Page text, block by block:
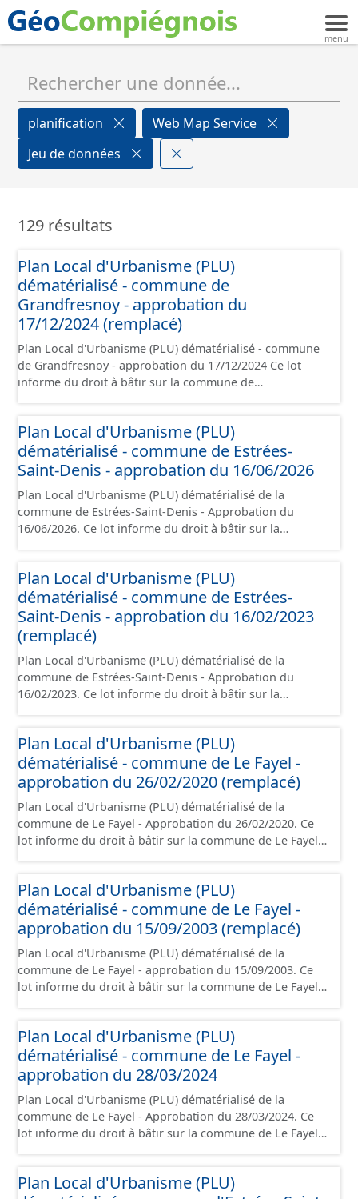
planification
Web Map Service
Jeu de données
129 résultats
Plan Local d'Urbanisme (PLU)
dématérialisé - commune de
Grandfresnoy - approbation du
17/12/2024 (remplacé)
Plan Local d'Urbanisme (PLU) dématérialisé - commune
de Grandfresnoy - approbation du 17/12/2024 Ce lot
informe du droit à bâtir sur la commune de
contient les pièces administratives, le rapport de
présentation, le PADD, le règlement (à l'exception des
plans de zonages), les annexes, les orientations
d'aménagement et les données géographiques. Malgré
l'attention portée à la création de ces données, il est
rappelé que seuls les documents papier font foi et sont
opposables d'un point de vue juridique.
Plan Local d'Urbanisme (PLU)
dématérialisé - commune de Estrées-
Saint-Denis - approbation du 16/06/2026
Plan Local d'Urbanisme (PLU) dématérialisé de la
commune de Estrées-Saint-Denis - Approbation du
16/06/2026. Ce lot informe du droit à bâtir sur la
nationales du CNIG et contient les pièces
administratives, le rapport de présentation, le PADD, le
règlement, les annexes, les orientations d'aménagement
et les données géographiques. Malgré l'attention portée
à la création de ces données, il est rappelé que seuls les
documents papier font foi et sont opposables d'un point
de vue juridique.
Plan Local d'Urbanisme (PLU)
dématérialisé - commune de Estrées-
Saint-Denis - approbation du 16/02/2023
(remplacé)
Plan Local d'Urbanisme (PLU) dématérialisé de la
commune de Estrées-Saint-Denis - Approbation du
16/02/2023. Ce lot informe du droit à bâtir sur la
nationales du CNIG et contient les pièces
administratives, le rapport de présentation, le PADD, le
règlement, les annexes, les orientations d'aménagement
et les données géographiques. Malgré l'attention portée
à la création de ces données, il est rappelé que seuls les
documents papier font foi et sont opposables d'un point
de vue juridique.
Plan Local d'Urbanisme (PLU)
dématérialisé - commune de Le Fayel -
approbation du 26/02/2020 (remplacé)
Plan Local d'Urbanisme (PLU) dématérialisé de la
commune de Le Fayel - Approbation du 26/02/2020. Ce
lot informe du droit à bâtir sur la commune de Le Fayel.
administratives, le rapport de présentation, le PADD, le
règlement (à l'exception des plans de zonages), les
annexes, les orientations d'aménagement et les données
géographiques. Malgré l'attention portée à la création
de ces données, il est rappelé que seuls les documents
papier font foi et sont opposables d'un point de vue
juridique.
Plan Local d'Urbanisme (PLU)
dématérialisé - commune de Le Fayel -
approbation du 15/09/2003 (remplacé)
Plan Local d'Urbanisme (PLU) dématérialisé de la
commune de Le Fayel - approbation du 15/09/2003. Ce
lot informe du droit à bâtir sur la commune de Le Fayel.
administratives, le rapport de présentation, le PADD, le
règlement (à l'exception des plans de zonages), les
annexes, les orientations d'aménagement et les données
géographiques. Malgré l'attention portée à la création
de ces données, il est rappelé que seuls les documents
papier font foi et sont opposables d'un point de vue
juridique.
Plan Local d'Urbanisme (PLU)
dématérialisé - commune de Le Fayel -
approbation du 28/03/2024
Plan Local d'Urbanisme (PLU) dématérialisé de la
commune de Le Fayel - Approbation du 28/03/2024. Ce
lot informe du droit à bâtir sur la commune de Le Fayel.
administratives, le rapport de présentation, le PADD, le
Plan Local d'Urbanisme (PLU)